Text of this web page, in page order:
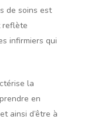
de soins est
reflète
infirmiers qui
la
en
ainsi d’être à